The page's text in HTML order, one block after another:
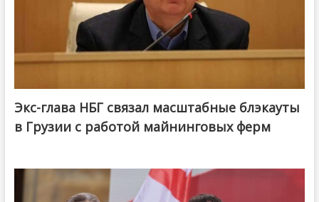
Экс-глава НБГ связал масштабные блэкауты
в Грузии с работой майнинговых ферм